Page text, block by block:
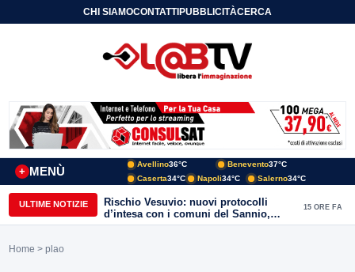
CHI SIAMOCONTATTIPUBBLICITÀCERCA
MENÙ
+
Avellino36°C Benevento37°C
Caserta34°C Napoli34°C Salerno34°C
ULTIME NOTIZIE
Rischio Vesuvio: nuovi protocolli
d’intesa con i comuni del Sannio,
firmato il protocollo con Arpaise
15 ORE FA
Home > plao